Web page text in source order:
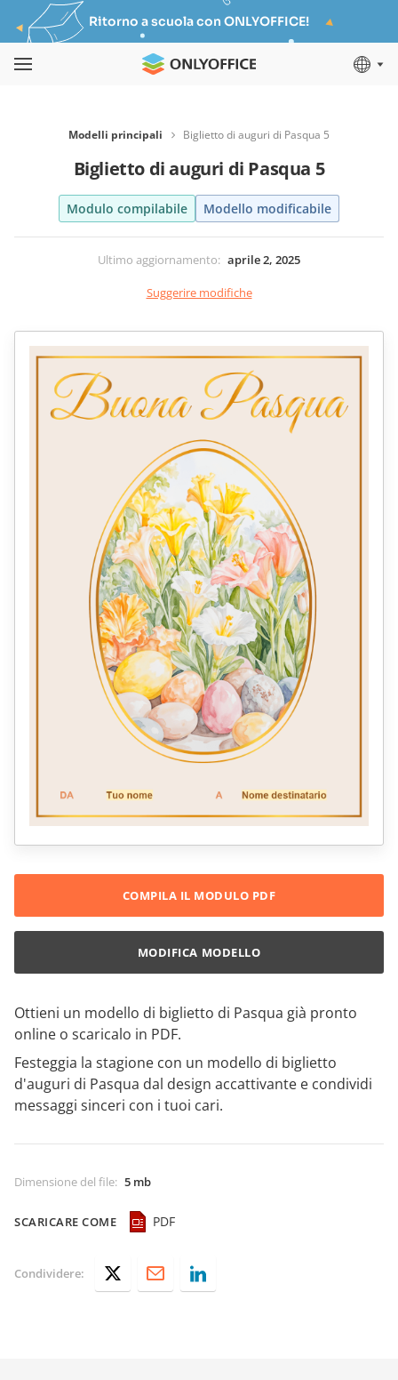
Ritorno a scuola con ONLYOFFICE!
Modelli principali Biglietto di auguri di Pasqua 5
Biglietto di auguri di Pasqua 5
Modulo compilabile Modello modificabile
Ultimo aggiornamento: aprile 2, 2025
Suggerire modifiche
Ottieni un modello di biglietto di Pasqua già pronto
online o scaricalo in PDF.
Festeggia la stagione con un modello di biglietto
d'auguri di Pasqua dal design accattivante e condividi
messaggi sinceri con i tuoi cari.
Dimensione del file: 5 mb
SCARICARE COME PDF
COMPILA IL MODULO PDF
MODIFICA MODELLO
Condividere: